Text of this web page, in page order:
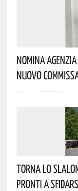
Nomina
Nuovo
Torna Lo
Pronti A